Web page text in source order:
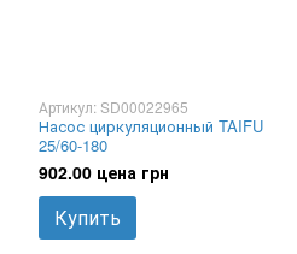
Артикул: SD00022965
Насос циркуляционный TAIFU
25/60-180
902.00 цена грн
Купить